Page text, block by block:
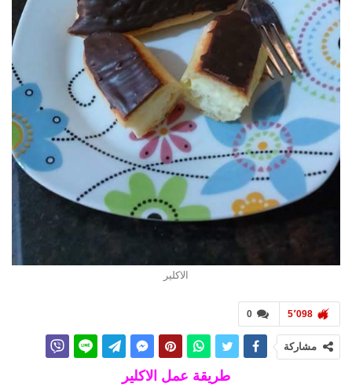
الاكلير
0 5٬098
مشاركة
طريقة عمل الاكلير